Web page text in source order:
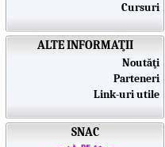
Cursuri
ALTE INFORMAŢII
Noutăţi
Parteneri
Link-uri utile
SNAC